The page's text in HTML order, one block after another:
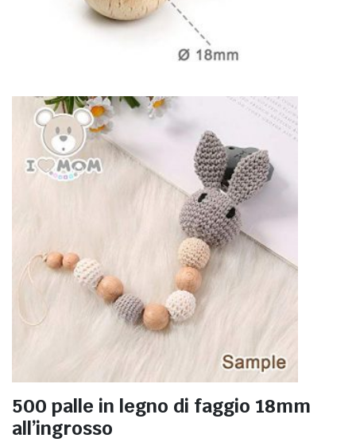
500 palle in legno di faggio 18mm
all’ingrosso